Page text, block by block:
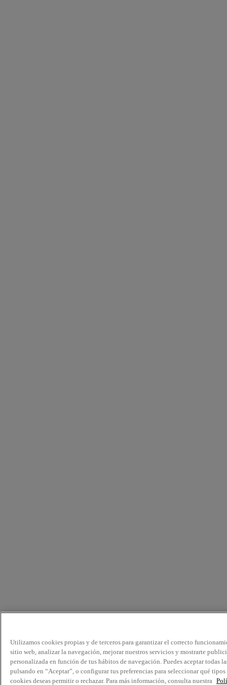
Utilizamos cookies propias y de terceros para garantizar el correcto
sitio web, analizar la navegación, mejorar nuestros servicios y mostrarte
personalizada en función de tus hábitos de navegación. Puedes aceptar todas
pulsando en “Aceptar”, o configurar tus preferencias para seleccionar qué tipos
cookies deseas permitir o rechazar. Para más información, consulta nuestra